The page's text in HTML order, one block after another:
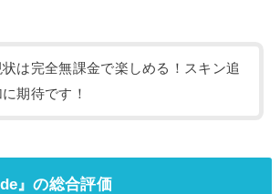
状は完全無課金で楽しめる！スキン追
に期待です！
』の総合評価